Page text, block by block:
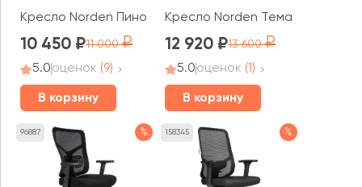
Кресло Norden Пино / Pino black LB
10 450 11 000
5.0оценок (9)
В корзину
Кресло Norden Тема Хром /
12 920 13 600
5.0оценок (1)
В корзину
96887 % 158345 %